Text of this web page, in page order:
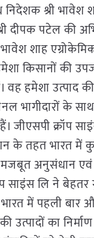
निदेशक श्री भावेश
दीपक पटेल की
भावेश शाह
किसानों की
वह हमेशा उत्पाद
भागीदारों के
जीएसपी क्रॉप
के तहत भारत में
मजबूत अनुसंधान
साइंस लि ने
में पहली बार
उत्पादों का